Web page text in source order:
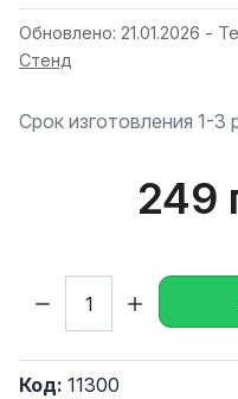
Обновлено: 21.01.2026 -
Стенд
Срок изготовления 1-3
249
Код: 11300